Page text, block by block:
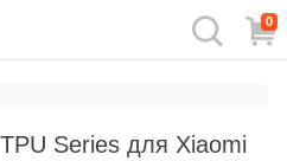
0
Series для Xiaomi